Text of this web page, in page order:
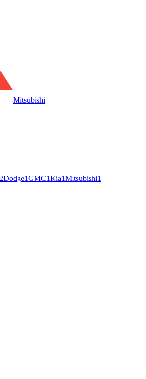
Mitsubishi
2Dodge1GMC1Kia1Mitsubishi1